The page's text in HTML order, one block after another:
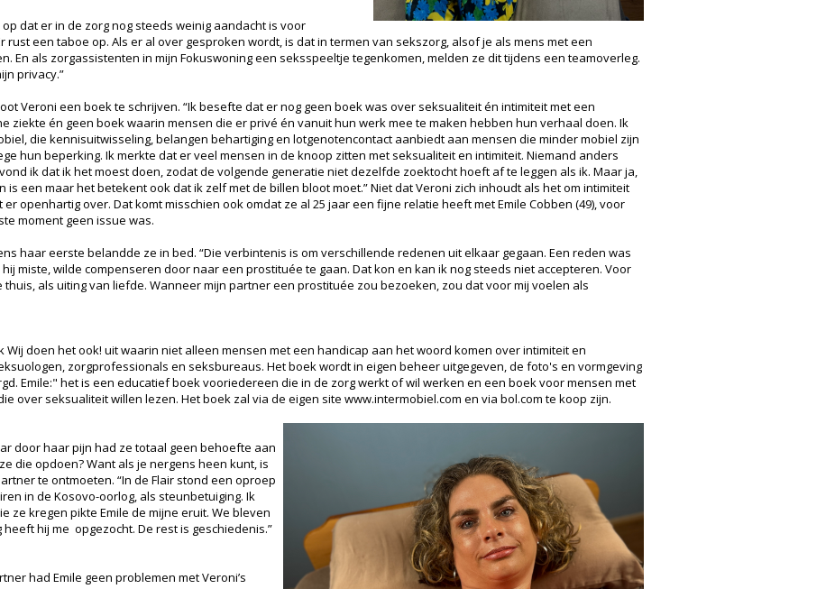
op dat er in de zorg nog steeds weinig aandacht is voor
rust een taboe op. Als er al over gesproken wordt, is dat in termen van sekszorg, alsof je als mens met een
En als zorgassistenten in mijn Fokuswoning een seksspeeltje tegenkomen, melden ze dit tijdens een teamoverleg.
privacy.”
Veroni een boek te schrijven. “Ik besefte dat er nog geen boek was over seksualiteit én intimiteit met een
ziekte én geen boek waarin mensen die er privé én vanuit hun werk mee te maken hebben hun verhaal doen. Ik
die kennisuitwisseling, belangen behartiging en lotgenotencontact aanbiedt aan mensen die minder mobiel zijn
hun beperking. Ik merkte dat er veel mensen in de knoop zitten met seksualiteit en intimiteit. Niemand anders
ik dat ik het moest doen, zodat de volgende generatie niet dezelfde zoektocht hoeft af te leggen als ik. Maar ja,
is een maar het betekent ook dat ik zelf met de billen bloot moet.” Niet dat Veroni zich inhoudt als het om intimiteit
openhartig over. Dat komt misschien ook omdat ze al 25 jaar een fijne relatie heeft met Emile Cobben (49), voor
moment geen issue was.
haar eerste belandde ze in bed. “Die verbintenis is om verschillende redenen uit elkaar gegaan. Een reden was
miste, wilde compenseren door naar een prostituée te gaan. Dat kon en kan ik nog steeds niet accepteren. Voor
als uiting van liefde. Wanneer mijn partner een prostituée zou bezoeken, zou dat voor mij voelen als
doen het ook! uit waarin niet alleen mensen met een handicap aan het woord komen over intimiteit en
zorgprofessionals en seksbureaus. Het boek wordt in eigen beheer uitgegeven, de foto's en vormgeving
Emile:" het is een educatief boek vooriedereen die in de zorg werkt of wil werken en een boek voor mensen met
over seksualiteit willen lezen. Het boek zal via de eigen site www.intermobiel.com en via bol.com te koop zijn.
door haar pijn had ze totaal geen behoefte aan
die opdoen? Want als je nergens heen kunt, is
te ontmoeten. “In de Flair stond een oproep
in de Kosovo-oorlog, als steunbetuiging. Ik
ze kregen pikte Emile de mijne eruit. We bleven
hij me opgezocht. De rest is geschiedenis.”
had Emile geen problemen met Veroni’s